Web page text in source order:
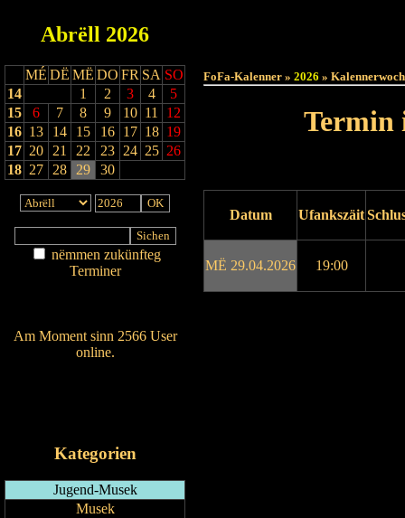
Abrëll 2026
MÉ DË MË DO FR SA SO
14
1 2 3 4
5
15
6 7 8 9 10 11
12
16 13 14 15 16 17 18 19
17 20 21 22 23 24 25 26
18 27 28 29 30
nëmmen zukünfteg
Terminer
Am Moment sinn 2566 User
online.
Kategorien
Jugend-Musek
Musek
FoFa-Kalenner » 2026 »
Termin
Datum Ufankszäit
MË 29.04.2026 19:00